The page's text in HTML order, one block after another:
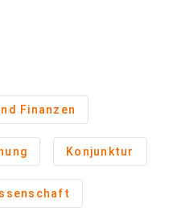
Finanzen
Konjunktur